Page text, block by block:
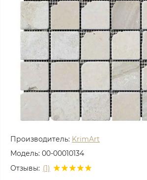
Производитель: KrimArt
Модель: 00-00010134
Отзывы: (1)